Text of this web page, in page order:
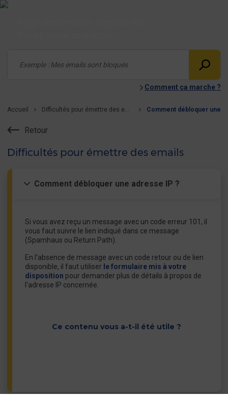
Comment ça marche ?
Accueil Difficultés pour émettre des emails
Retour
Difficultés pour émettre des emails
Comment débloquer une adresse IP ?
Si vous avez reçu un message avec un code erreur 101, il
vous faut suivre le lien indiqué dans ce message
(Spamhaus ou Return Path).
En l'absence de message avec un code retour ou de lien
disponible, il faut utiliser le formulaire mis à votre
disposition pour demander plus de détails à propos de
l'adresse IP concernée.
Ce contenu vous a-t-il été utile ?